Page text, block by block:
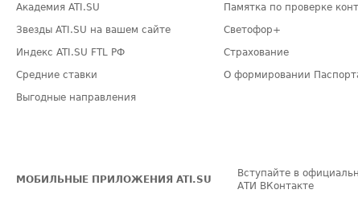
Академия ATI.SU
Звезды ATI.SU на вашем сайте
Индекс ATI.SU FTL РФ
Средние ставки
Выгодные направления
Памятка по проверке
Светофор+
Страхование
О формировании
МОБИЛЬНЫЕ ПРИЛОЖЕНИЯ ATI.SU
Вступайте в
АТИ ВКонтакте